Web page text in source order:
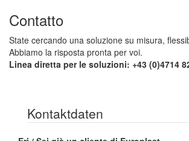
Contatto
State cercando una soluzione su misura,
Abbiamo la risposta pronta per voi.
Linea diretta per le soluzioni: +43 (0)4714
Kontaktdaten